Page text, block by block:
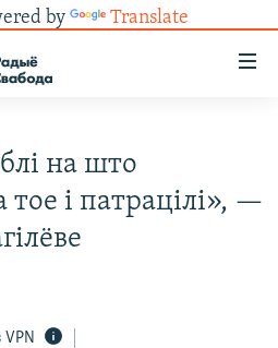
by Translate
на што
і патрацілі», —
VPN